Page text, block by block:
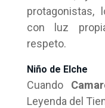
protagonistas,
con luz
respeto.
Niño de Elche
Cuando
Leyenda del